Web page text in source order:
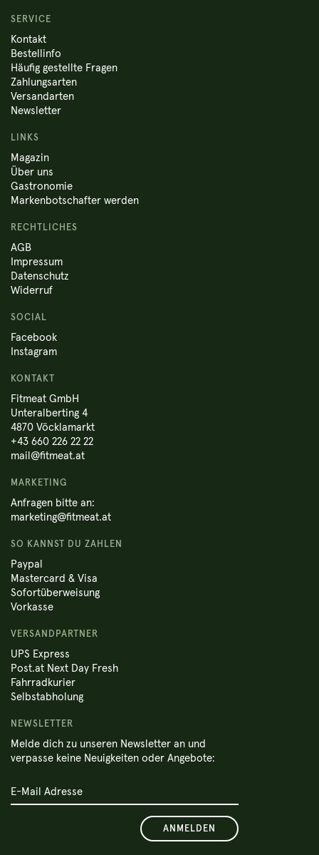
SERVICE
Kontakt
Bestellinfo
Häufig gestellte Fragen
Zahlungsarten
Versandarten
Newsletter
LINKS
Magazin
Über uns
Gastronomie
Markenbotschafter werden
RECHTLICHES
AGB
Impressum
Datenschutz
Widerruf
SOCIAL
Facebook
Instagram
KONTAKT
Fitmeat GmbH
Unteralberting 4
4870 Vöcklamarkt
+43 660 226 22 22
mail@fitmeat.at
MARKETING
Anfragen bitte an:
marketing@fitmeat.at
SO KANNST DU ZAHLEN
Paypal
Mastercard & Visa
Sofortüberweisung
Vorkasse
VERSANDPARTNER
UPS Express
Post.at Next Day Fresh
Fahrradkurier
Selbstabholung
NEWSLETTER
Melde dich zu unseren Newsletter an und
verpasse keine Neuigkeiten oder Angebote:
ANMELDEN